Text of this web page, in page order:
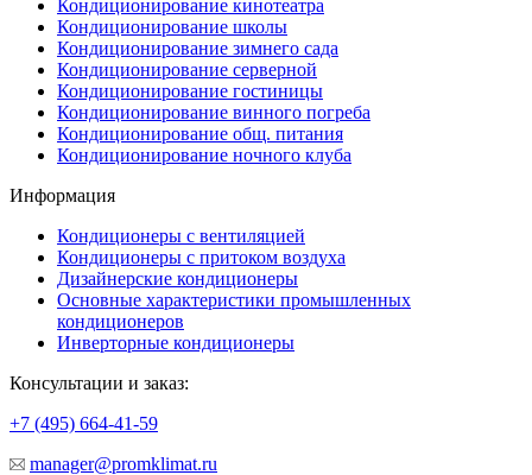
Кондиционирование кинотеатра
Кондиционирование школы
Кондиционирование зимнего сада
Кондиционирование серверной
Кондиционирование гостиницы
Кондиционирование винного погреба
Кондиционирование общ. питания
Кондиционирование ночного клуба
Информация
Кондиционеры с вентиляцией
Кондиционеры с притоком воздуха
Дизайнерские кондиционеры
Основные характеристики промышленных
кондиционеров
Инверторные кондиционеры
Консультации и заказ:
+7 (495) 664-41-59
manager@promklimat.ru